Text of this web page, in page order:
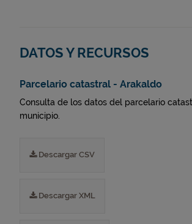
DATOS Y RECURSOS
Parcelario catastral - Arakaldo
Consulta de los datos del parcelario
municipio.
Descargar CSV
Descargar XML